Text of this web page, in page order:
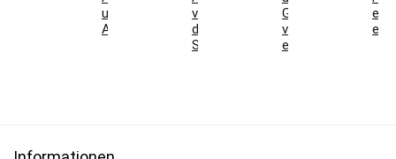
und
Angebote
vor
der
Skisaison
Genusscarver
verständlich
erklärt